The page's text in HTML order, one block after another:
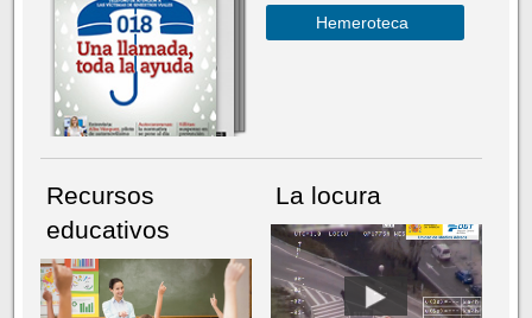
Hemeroteca
Recursos
educativos
La locura